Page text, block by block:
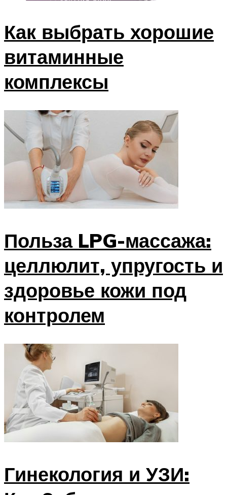
Как выбрать хорошие
витаминные
комплексы
Польза LPG-массажа:
целлюлит, упругость и
здоровье кожи под
контролем
Гинекология и УЗИ: